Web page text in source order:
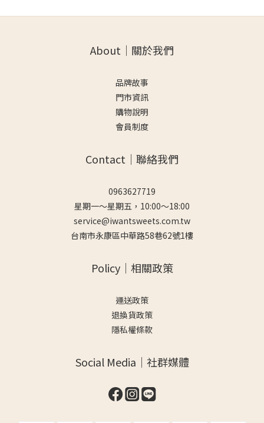
About｜關於我們
品牌故事
門市資訊
購物說明
會員制度
Contact｜聯絡我們
0963627719
星期一～星期五，10:00～18:00
service@iwantsweets.com.tw
台南市永康區中華路58巷62號1樓
Policy｜相關政策
運送政策
退換貨政策
隱私權條款
Social Media｜社群媒體